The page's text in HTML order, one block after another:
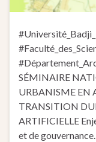
SÉMINAIRE
URBANISME EN
TRANSITION
ARTIFICIELLE
et de